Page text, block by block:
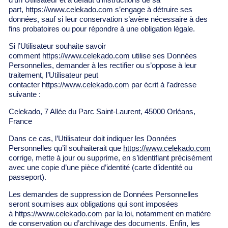
part, https://www.celekado.com s’engage à détruire ses
données, sauf si leur conservation s’avère nécessaire à des
fins probatoires ou pour répondre à une obligation légale.
Si l’Utilisateur souhaite savoir
comment https://www.celekado.com utilise ses Données
Personnelles, demander à les rectifier ou s’oppose à leur
traitement, l’Utilisateur peut
contacter https://www.celekado.com par écrit à l’adresse
suivante :
Celekado, 7 Allée du Parc Saint-Laurent, 45000 Orléans,
France
Dans ce cas, l’Utilisateur doit indiquer les Données
Personnelles qu’il souhaiterait que https://www.celekado.com
corrige, mette à jour ou supprime, en s’identifiant précisément
avec une copie d’une pièce d’identité (carte d’identité ou
passeport).
Les demandes de suppression de Données Personnelles
seront soumises aux obligations qui sont imposées
à https://www.celekado.com par la loi, notamment en matière
de conservation ou d’archivage des documents. Enfin, les